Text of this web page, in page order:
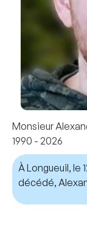
Monsieur
1990 - 2026
À Longueuil, le
décédé,